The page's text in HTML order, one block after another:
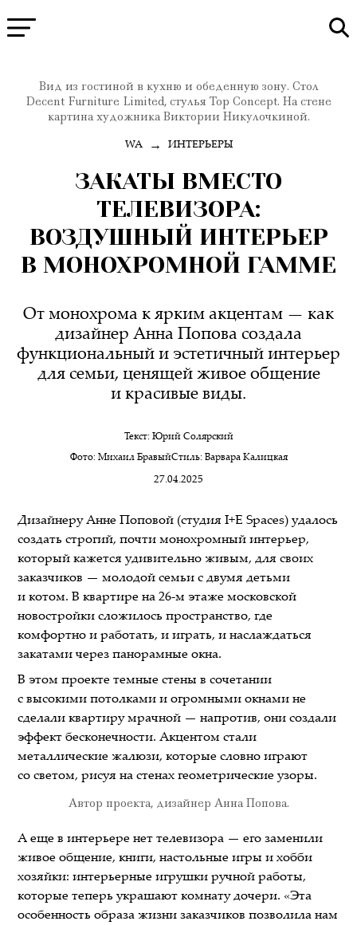
Вид из гостиной в кухню и обеденную зону. Стол
Decent Furniture Limited, стулья Top Concept. На стене
картина художника Виктории Никулочкиной.
WA → ИНТЕРЬЕРЫ
ЗАКАТЫ ВМЕСТО
ТЕЛЕВИЗОРА:
ВОЗДУШНЫЙ ИНТЕРЬЕР
В МОНОХРОМНОЙ ГАММЕ
От монохрома к ярким акцентам — как
дизайнер Анна Попова создала
функциональный и эстетичный интерьер
для семьи, ценящей живое общение
и красивые виды.
Текст: Юрий Солярский
Фото: Михаил БравыйСтиль: Варвара Калицкая
27.04.2025
Дизайнеру Анне Поповой (студия I+E Spaces) удалось
создать строгий, почти монохромный интерьер,
который кажется удивительно живым, для своих
заказчиков — молодой семьи с двумя детьми
и котом. В квартире на 26-м этаже московской
новостройки сложилось пространство, где
комфортно и работать, и играть, и наслаждаться
закатами через панорамные окна.
В этом проекте темные стены в сочетании
с высокими потолками и огромными окнами не
сделали квартиру мрачной — напротив, они создали
эффект бесконечности. Акцентом стали
металлические жалюзи, которые словно играют
со светом, рисуя на стенах геометрические узоры.
Автор проекта, дизайнер Анна Попова.
А еще в интерьере нет телевизора — его заменили
живое общение, книги, настольные игры и хобби
хозяйки: интерьерные игрушки ручной работы,
которые теперь украшают комнату дочери. «Эта
особенность образа жизни заказчиков позволила нам